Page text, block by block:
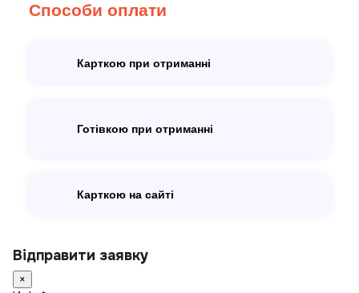
Способи оплати
Карткою при отриманні
Готівкою при отриманні
Карткою на сайті
Відправити заявку
×